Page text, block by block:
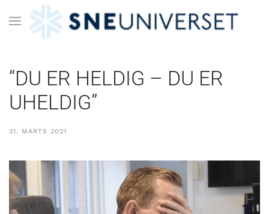
“DU ER HELDIG – DU ER
UHELDIG”
31. MARTS 2021